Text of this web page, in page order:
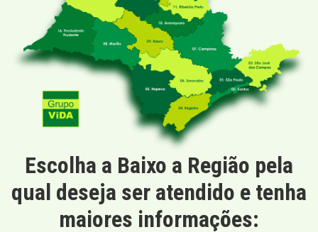
Escolha a Baixo a Região pela
qual deseja ser atendido e tenha
maiores informações: